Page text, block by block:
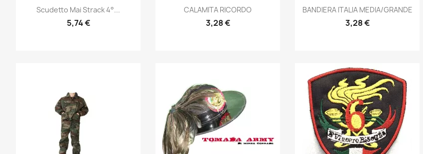
Anteprima
Scudetto Mai Strack 4°...
5,74 €
Anteprima
CALAMITA RICORDO
3,28 €
Anteprima
BANDIERA ITALIA MEDIA/GRANDE
3,28 €